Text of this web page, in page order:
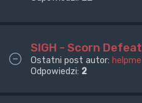
SIGH - Scorn Defeat
Ostatni post autor: helpme
Odpowiedzi: 2